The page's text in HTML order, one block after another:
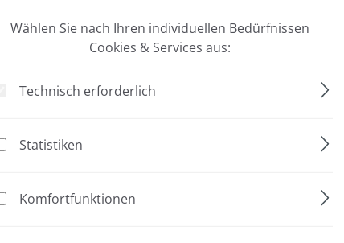
format, External Thread"
Wählen Sie nach Ihren individuellen Bedürfnissen
Cookies & Services aus:
Technisch erforderlich
Statistiken
Komfortfunktionen